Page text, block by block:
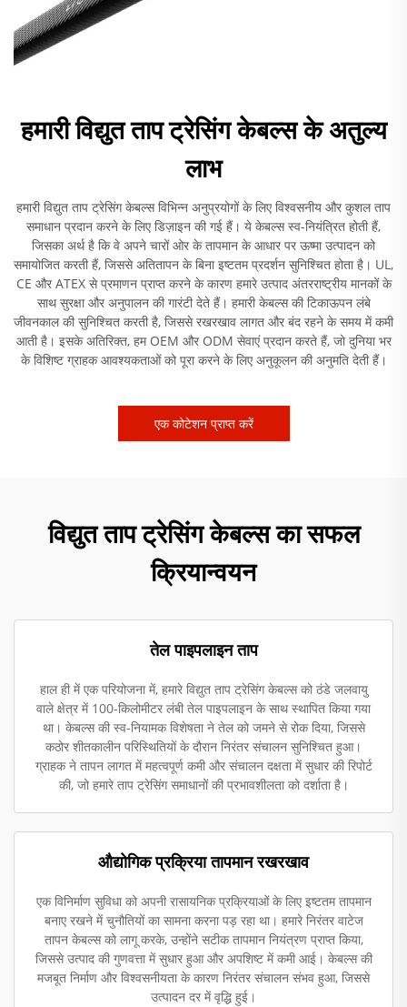
हमारी विद्युत ताप ट्रेसिंग केबल्स के अतुल्य
लाभ
हमारी विद्युत ताप ट्रेसिंग केबल्स विभिन्न अनुप्रयोगों के लिए विश्वसनीय और कुशल ताप
समाधान प्रदान करने के लिए डिज़ाइन की गई हैं। ये केबल्स स्व-नियंत्रित होती हैं,
जिसका अर्थ है कि वे अपने चारों ओर के तापमान के आधार पर ऊष्मा उत्पादन को
समायोजित करती हैं, जिससे अतितापन के बिना इष्टतम प्रदर्शन सुनिश्चित होता है। UL,
CE और ATEX से प्रमाणन प्राप्त करने के कारण हमारे उत्पाद अंतरराष्ट्रीय मानकों के
साथ सुरक्षा और अनुपालन की गारंटी देते हैं। हमारी केबल्स की टिकाऊपन लंबे
जीवनकाल की सुनिश्चित करती है, जिससे रखरखाव लागत और बंद रहने के समय में कमी
आती है। इसके अतिरिक्त, हम OEM और ODM सेवाएं प्रदान करते हैं, जो दुनिया भर
के विशिष्ट ग्राहक आवश्यकताओं को पूरा करने के लिए अनुकूलन की अनुमति देती हैं।
एक कोटेशन प्राप्त करें
विद्युत ताप ट्रेसिंग केबल्स का सफल
क्रियान्वयन
तेल पाइपलाइन ताप
हाल ही में एक परियोजना में, हमारे विद्युत ताप ट्रेसिंग केबल्स को ठंडे जलवायु
वाले क्षेत्र में 100-किलोमीटर लंबी तेल पाइपलाइन के साथ स्थापित किया गया
था। केबल्स की स्व-नियामक विशेषता ने तेल को जमने से रोक दिया, जिससे
कठोर शीतकालीन परिस्थितियों के दौरान निरंतर संचालन सुनिश्चित हुआ।
ग्राहक ने तापन लागत में महत्वपूर्ण कमी और संचालन दक्षता में सुधार की रिपोर्ट
की, जो हमारे ताप ट्रेसिंग समाधानों की प्रभावशीलता को दर्शाता है।
औद्योगिक प्रक्रिया तापमान रखरखाव
एक विनिर्माण सुविधा को अपनी रासायनिक प्रक्रियाओं के लिए इष्टतम तापमान
बनाए रखने में चुनौतियों का सामना करना पड़ रहा था। हमारे निरंतर वाटेज
तापन केबल्स को लागू करके, उन्होंने सटीक तापमान नियंत्रण प्राप्त किया,
जिससे उत्पाद की गुणवत्ता में सुधार हुआ और अपशिष्ट में कमी आई। केबल्स की
मजबूत निर्माण और विश्वसनीयता के कारण निरंतर संचालन संभव हुआ, जिससे
उत्पादन दर में वृद्धि हुई।